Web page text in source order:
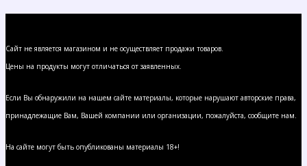
Сайт не является магазином и не осуществляет продажи товаров.
Цены на продукты могут отличаться от заявленных.
Если Вы обнаружили на нашем сайте материалы, которые нарушают авторские права,
принадлежащие Вам, Вашей компании или организации, пожалуйста, сообщите нам.
На сайте могут быть опубликованы материалы 18+!